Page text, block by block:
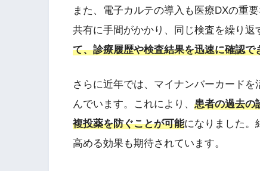
また、電子カルテの導入も医療DXの重
共有に手間がかかり、同じ検査を繰り返
て、診療履歴や検査結果を迅速に確認
さらに近年では、マイナンバーカード
んでいます。これにより、 患者の過去の
複投薬を防ぐことが可能になりました。
高める効果も期待されています。